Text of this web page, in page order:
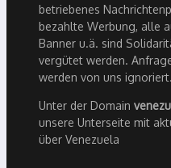
betriebenes
bezahlte Werbung, alle
Banner u.ä. sind
vergütet werden.
werden von uns ignoriert.
Unter der Domain
unsere Unterseite mit
über Venezuela